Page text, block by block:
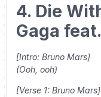
4. Die
Gaga
[Intro: Bruno Mars]
(Ooh, ooh)
[Verse 1: Bruno Mars]